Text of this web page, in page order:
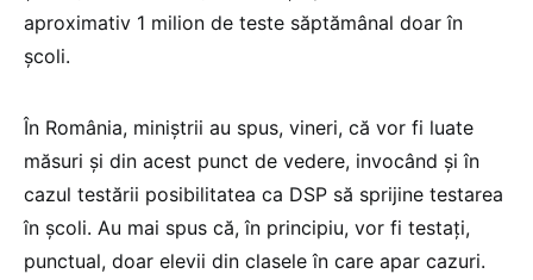
aproximativ 1 milion de teste săptămânal doar în
școli.
În România, miniștrii au spus, vineri, că vor fi luate
măsuri și din acest punct de vedere, invocând și în
cazul testării posibilitatea ca DSP să sprijine testarea
în școli. Au mai spus că, în principiu, vor fi testați,
punctual, doar elevii din clasele în care apar cazuri.